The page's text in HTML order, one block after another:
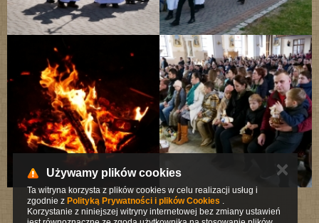
Używamy plików cookies
Ta witryna korzysta z plików cookies w celu realizacji usług i
zgodnie z Polityką Prywatności i plików Cookies .
Korzystanie z niniejszej witryny internetowej bez zmiany ustawień
✕